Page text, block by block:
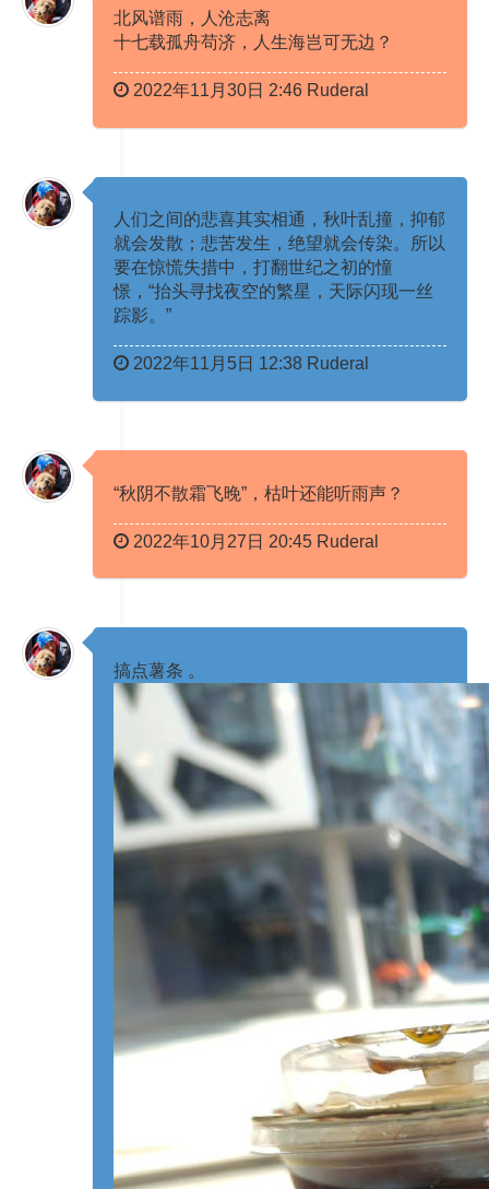
北风谱雨，人沧志离
十七载孤舟苟济，人生海岂可无边？ ​​​​
2022年11月30日 2:46 Ruderal
人们之间的悲喜其实相通，秋叶乱撞，抑郁
就会发散；悲苦发生，绝望就会传染。所以
要在惊慌失措中，打翻世纪之初的憧
憬，“抬头寻找夜空的繁星，天际闪现一丝
踪影。” ​​​
2022年11月5日 12:38 Ruderal
“秋阴不散霜飞晚”，枯叶还能听雨声？ ​​​
2022年10月27日 20:45 Ruderal
搞点薯条 ​​。